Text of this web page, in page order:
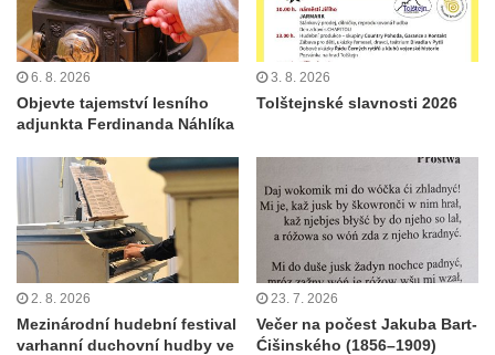
6. 8. 2026
Objevte tajemství lesního
adjunkta Ferdinanda Náhlíka
3. 8. 2026
Tolštejnské slavnosti 2026
2. 8. 2026
Mezinárodní hudební festival
varhanní duchovní hudby ve
23. 7. 2026
Večer na počest Jakuba Bart-
Ćišinského (1856–1909)